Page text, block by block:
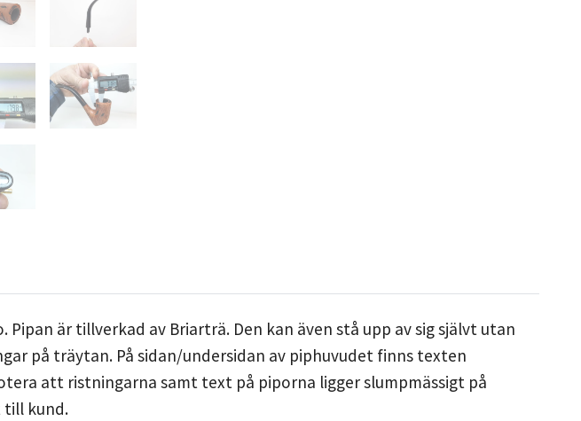
är tillverkad av Briarträ. Den kan även stå upp av sig självt utan
på träytan. På sidan/undersidan av piphuvudet finns texten
att ristningarna samt text på piporna ligger slumpmässigt på
till kund.